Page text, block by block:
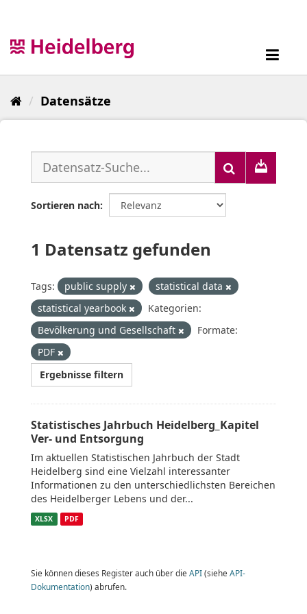
Datensätze
Sortieren nach
1 Datensatz gefunden
Tags: public supply
statistical data
statistical yearbook
Kategorien:
Bevölkerung und Gesellschaft
Formate:
PDF
Ergebnisse filtern
Statistisches Jahrbuch Heidelberg_Kapitel
Ver- und Entsorgung
Im aktuellen Statistischen Jahrbuch der Stadt
Heidelberg sind eine Vielzahl interessanter
Informationen zu den unterschiedlichsten Bereichen
des Heidelberger Lebens und der...
XLSX PDF
Sie können dieses Register auch über die API(siehe API-
Dokumentation) abrufen.